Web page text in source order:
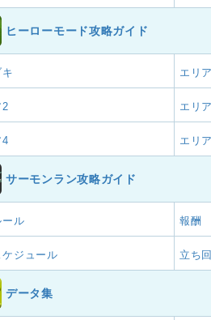
ヒーローモード攻略ガイド
エリ
2 エリ
4 エリ
サーモンラン攻略ガイド
ール 報酬
ジュール 立ち
データ集